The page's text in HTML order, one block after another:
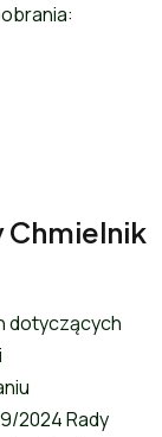
Chmielnik
dotyczących
2024 Rady